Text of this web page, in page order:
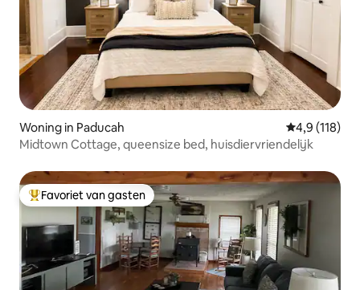
Woning in Paducah Gemiddelde
4,9 (118)
Midtown Cottage, queensize bed, huisdiervriendelijk
Topfavoriet van gasten
Favoriet van gasten